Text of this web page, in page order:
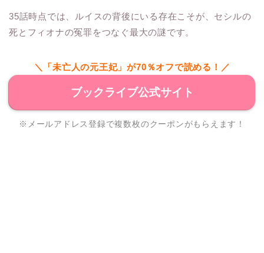
35話時点では、ルイスの背後にいる存在こそが、セシルの
死とフィオナの冤罪をつなぐ最大の謎です。
＼「未亡人の元王妃」が70％オフで読める！／
ブックライブ公式サイト
※メールアドレス登録で複数枚のクーポンがもらえます！